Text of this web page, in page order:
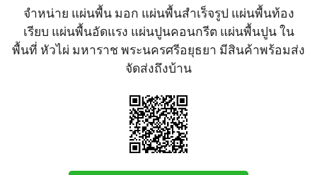
จำหน่าย แผ่นพื้น มอก แผ่นพื้นสำเร็จรูป แผ่นพื้นท้อง
เรียบ แผ่นพื้นอัดแรง แผ่นปูนคอนกรีต แผ่นพื้นปูน ใน
พื้นที่ หัวไผ่ มหาราช พระนครศรีอยุธยา มีสินค้าพร้อมส่ง
จัดส่งถึงบ้าน